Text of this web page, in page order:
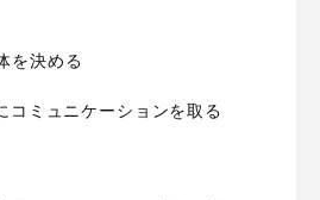
を決める
ミュニケーションを取る